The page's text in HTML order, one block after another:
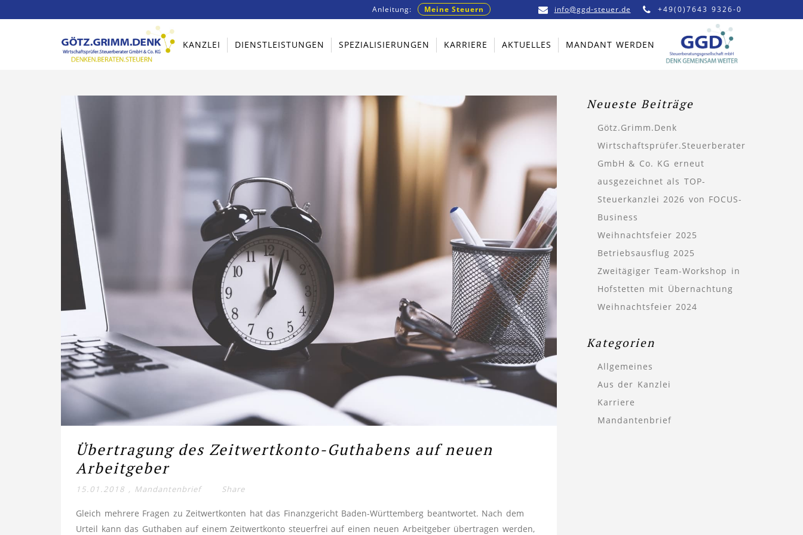
Anleitung: Meine Steuern info@ggd-steuer.de +49(0)7643 9326-0
KANZLEI DIENSTLEISTUNGEN SPEZIALISIERUNGEN KARRIERE AKTUELLES MANDANT WERDEN
Übertragung des Zeitwertkonto-Guthabens auf neuen
Arbeitgeber
15.01.2018 , Mandantenbrief Share
Gleich mehrere Fragen zu Zeitwertkonten hat das Finanzgericht Baden-Württemberg beantwortet. Nach dem
Urteil kann das Guthaben auf einem Zeitwertkonto steuerfrei auf einen neuen Arbeitgeber übertragen werden,
Neueste Beiträge
Götz.Grimm.Denk
Wirtschaftsprüfer.Steuerberater
GmbH & Co. KG erneut
ausgezeichnet als TOP-
Steuerkanzlei 2026 von FOCUS-
Business
Weihnachtsfeier 2025
Betriebsausflug 2025
Zweitägiger Team-Workshop in
Hofstetten mit Übernachtung
Weihnachtsfeier 2024
Kategorien
Allgemeines
Aus der Kanzlei
Karriere
Mandantenbrief